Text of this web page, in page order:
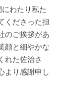
わたり私た
くださった担
のご挨拶があ
顔と細やかな
れた佐治さ
より感謝申し